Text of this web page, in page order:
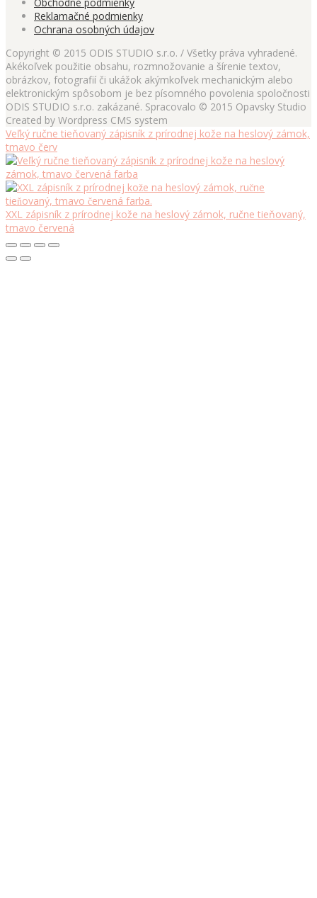
Reklamačné podmienky
Ochrana osobných údajov
Copyright © 2015 ODIS STUDIO s.r.o. / Všetky práva vyhradené.
Akékoľvek použitie obsahu, rozmnožovanie a šírenie textov,
obrázkov, fotografií či ukážok akýmkoľvek mechanickým alebo
elektronickým spôsobom je bez písomného povolenia spoločnosti
ODIS STUDIO s.r.o. zakázané. Spracovalo © 2015 Opavsky Studio
Created by Wordpress CMS system
Veľký ručne tieňovaný zápisník z prírodnej kože na heslový zámok,
tmavo červ
XXL zápisník z prírodnej kože na heslový zámok, ručne tieňovaný,
tmavo červená